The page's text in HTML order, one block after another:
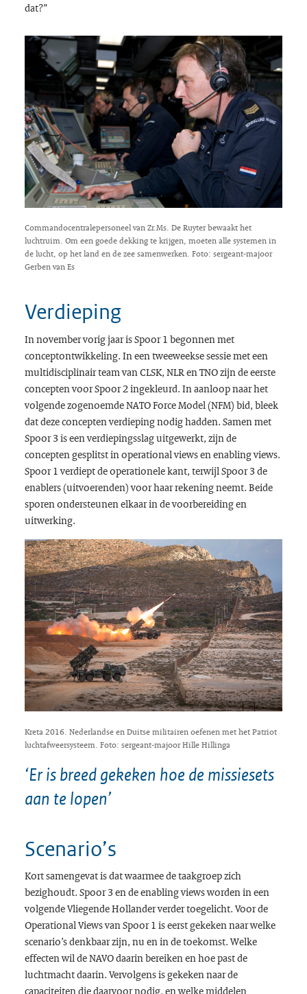
dat?”
Commandocentralepersoneel van Zr.Ms. De Ruyter bewaakt het
luchtruim. Om een goede dekking te krijgen, moeten alle systemen in
de lucht, op het land en de zee samenwerken. Foto: sergeant-majoor
Gerben van Es
Verdieping
In november vorig jaar is Spoor 1 begonnen met
conceptontwikkeling. In een tweeweekse sessie met een
multidisciplinair team van CLSK, NLR en TNO zijn de eerste
concepten voor Spoor 2 ingekleurd. In aanloop naar het
volgende zogenoemde NATO Force Model (NFM) bid, bleek
dat deze concepten verdieping nodig hadden. Samen met
Spoor 3 is een verdiepingsslag uitgewerkt, zijn de
concepten gesplitst in operational views en enabling views.
Spoor 1 verdiept de operationele kant, terwijl Spoor 3 de
enablers (uitvoerenden) voor haar rekening neemt. Beide
sporen ondersteunen elkaar in de voorbereiding en
uitwerking.
Kreta 2016. Nederlandse en Duitse militairen oefenen met het Patriot
luchtafweersysteem. Foto: sergeant-majoor Hille Hillinga
‘Er is breed gekeken hoe de missiesets
aan te lopen’
Scenario’s
Kort samengevat is dat waarmee de taakgroep zich
bezighoudt. Spoor 3 en de enabling views worden in een
volgende Vliegende Hollander verder toegelicht. Voor de
Operational Views van Spoor 1 is eerst gekeken naar welke
scenario’s denkbaar zijn, nu en in de toekomst. Welke
effecten wil de NAVO daarin bereiken en hoe past de
luchtmacht daarin. Vervolgens is gekeken naar de
capaciteiten die daarvoor nodig, en welke middelen